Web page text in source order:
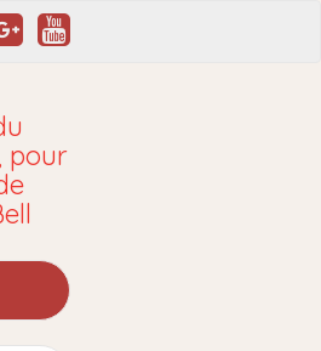
pour